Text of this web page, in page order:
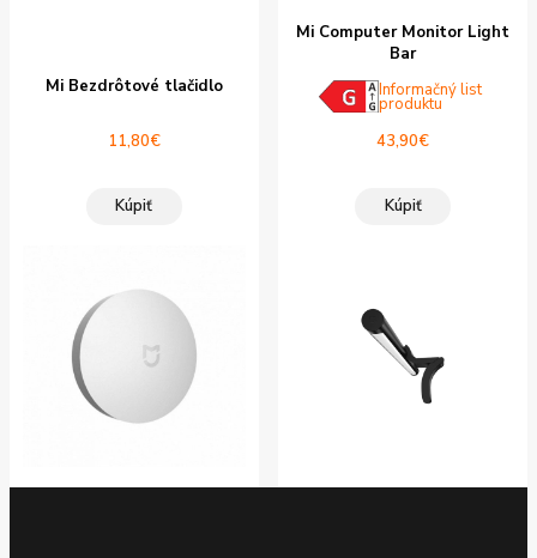
Mi Bezdrôtové tlačidlo
11,80€
Kúpiť
Mi Computer Monitor Light
Bar
Informačný list
produktu
43,90€
Kúpiť